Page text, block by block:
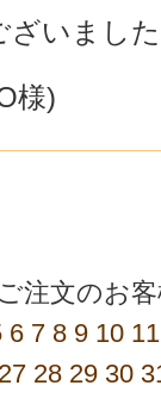
ざいまし
様)
注文の
6 7 8 9 10 11
27 28 29 30